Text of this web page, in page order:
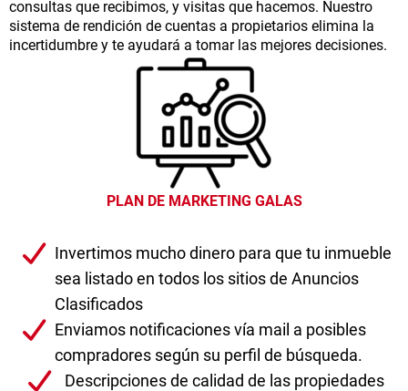
consultas que recibimos, y visitas que hacemos. Nuestro
sistema de rendición de cuentas a propietarios elimina la
incertidumbre y te ayudará a tomar las mejores decisiones.
PLAN DE MARKETING GALAS
Invertimos mucho dinero para que tu inmueble
sea listado en todos los sitios de Anuncios
Clasificados
Enviamos notificaciones vía mail a posibles
compradores según su perfil de búsqueda.
Descripciones de calidad de las propiedades